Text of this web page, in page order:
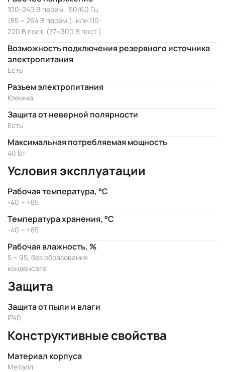
100-240 В перем., 50/60 Гц
(85 ~ 264 В перем.), или 110-
220 В пост. (77~300 В пост.)
Возможность подключения резервного источника
электропитания
Есть
Разъем электропитания
Клемма
Защита от неверной полярности
Есть
Максимальная потребляемая мощность
40 Вт
Условия эксплуатации
Рабочая температура, °C
-40 ~ +85
Температура хранения, °C
-40 ~ +85
Рабочая влажность, %
5 ~ 95, без образования
конденсата
Защита
Защита от пыли и влаги
IP40
Конструктивные свойства
Материал корпуса
Металл